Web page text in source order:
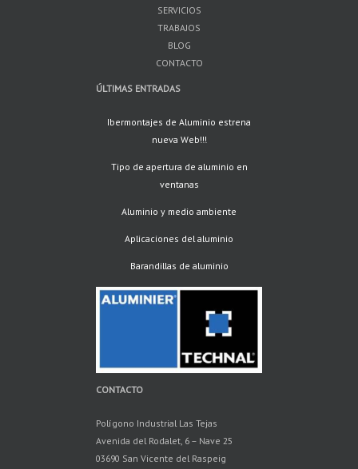
SERVICIOS
TRABAJOS
BLOG
CONTACTO
ÚLTIMAS ENTRADAS
Ibermontajes de Aluminio estrena
nueva Web!!!
Tipo de apertura de aluminio en
ventanas
Aluminio y medio ambiente
Aplicaciones del aluminio
Barandillas de aluminio
CONTACTO
Polígono Industrial Las Tejas
Avenida del Rodalet, 6 – Nave 25
03690 San Vicente del Raspeig